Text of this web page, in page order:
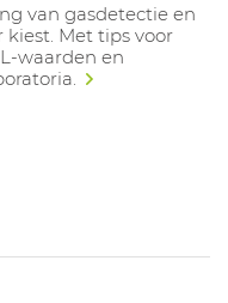
van gasdetectie en
kiest. Met tips voor
waarden en